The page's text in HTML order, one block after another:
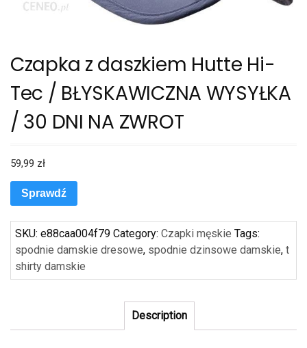
Czapka z daszkiem Hutte Hi-
Tec / BŁYSKAWICZNA WYSYŁKA
/ 30 DNI NA ZWROT
59,99 zł
Sprawdź
SKU: e88caa004f79 Category: Czapki męskie Tags:
spodnie damskie dresowe, spodnie dzinsowe damskie, t
shirty damskie
Description